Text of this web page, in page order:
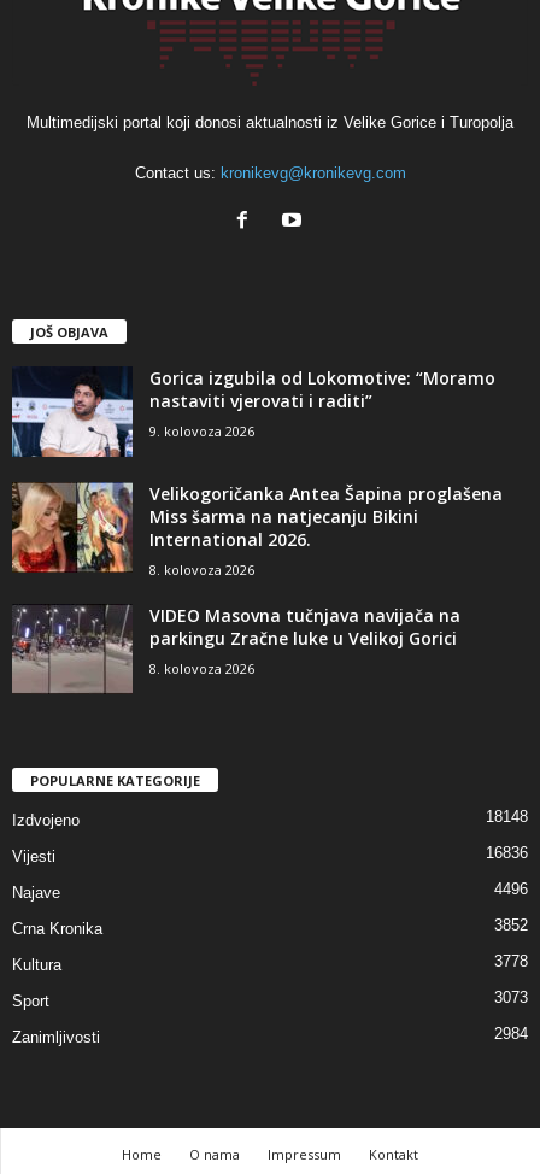
Multimedijski portal koji donosi aktualnosti iz Velike Gorice i Turopolja
Contact us: kronikevg@kronikevg.com
JOŠ OBJAVA
Gorica izgubila od Lokomotive: “Moramo
nastaviti vjerovati i raditi”
9. kolovoza 2026
Velikogoričanka Antea Šapina proglašena
Miss šarma na natjecanju Bikini
International 2026.
8. kolovoza 2026
VIDEO Masovna tučnjava navijača na
parkingu Zračne luke u Velikoj Gorici
8. kolovoza 2026
POPULARNE KATEGORIJE
Izdvojeno 18148
Vijesti 16836
Najave 4496
Crna Kronika 3852
Kultura 3778
Sport 3073
Zanimljivosti 2984
Home O nama Impressum Kontakt